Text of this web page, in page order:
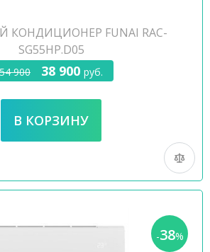
КОНДИЦИОНЕР FUNAI RAC-
SG55HP.D05
54 900 38 900 руб.
-38%